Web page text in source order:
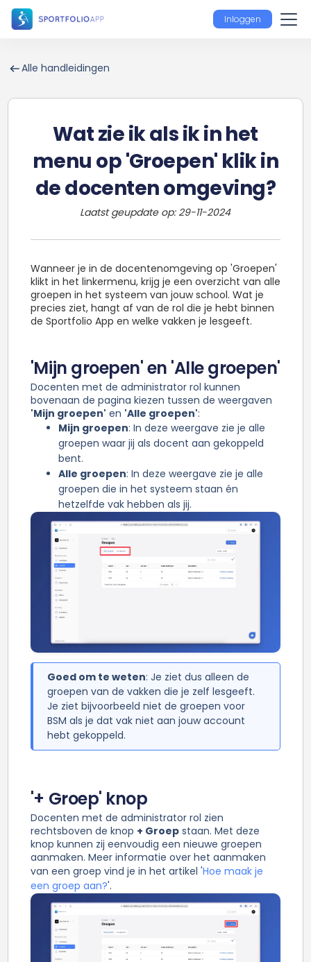
Inloggen
Alle handleidingen
Wat zie ik als ik in het
menu op 'Groepen' klik in
de docenten omgeving?
Laatst geupdate op:29-11-2024
Wanneer je in de docentenomgeving op 'Groepen'
klikt in het linkermenu, krijg je een overzicht van alle
groepen in het systeem van jouw school. Wat je
precies ziet, hangt af van de rol die je hebt binnen
de Sportfolio App en welke vakken je lesgeeft.
'Mijn groepen' en 'Alle groepen'
Docenten met de administrator rol kunnen
bovenaan de pagina kiezen tussen de weergaven
'Mijn groepen' en 'Alle groepen':
Mijn groepen: In deze weergave zie je alle
groepen waar jij als docent aan gekoppeld
bent.
Alle groepen: In deze weergave zie je alle
groepen die in het systeem staan én
hetzelfde vak hebben als jij.
Goed om te weten: Je ziet dus alleen de
groepen van de vakken die je zelf lesgeeft.
Je ziet bijvoorbeeld niet de groepen voor
BSM als je dat vak niet aan jouw account
hebt gekoppeld.
'+ Groep' knop
Docenten met de administrator rol zien
rechtsboven de knop + Groepstaan. Met deze
knop kunnen zij eenvoudig een nieuwe groepen
aanmaken. Meer informatie over het aanmaken
van een groep vind je in het artikel 'Hoe maak je
een groep aan?'.